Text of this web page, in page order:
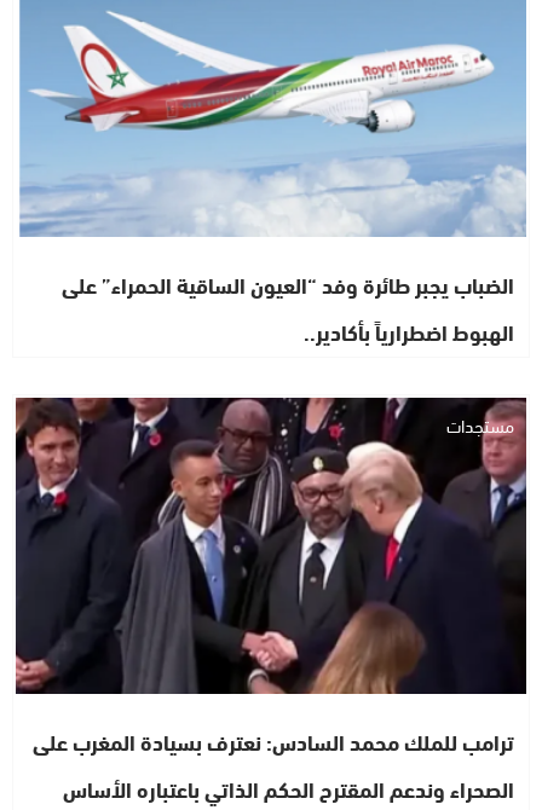
الضباب يجبر طائرة وفد “العيون الساقية الحمراء” على
الهبوط اضطرارياً بأكادير..
مستجدات
ترامب للملك محمد السادس: نعترف بسيادة المغرب على
الصحراء وندعم المقترح الحكم الذاتي باعتباره الأساس